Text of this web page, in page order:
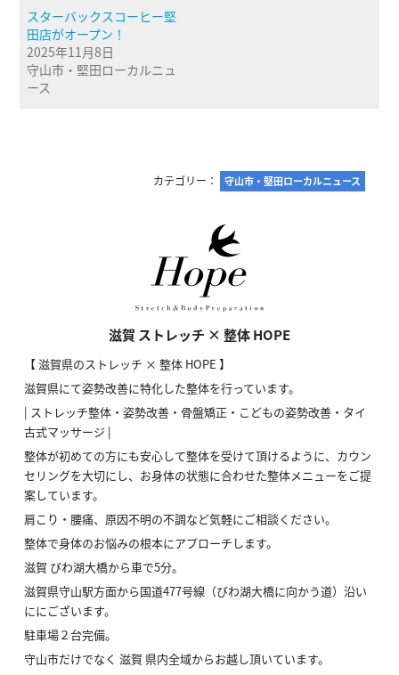
スターバックスコーヒー堅
田店がオープン！
2025年11月8日
守山市・堅田ローカルニュ
ース
カテゴリー： 守山市・堅田ローカルニュース
滋賀 ストレッチ × 整体 HOPE
【 滋賀県のストレッチ × 整体 HOPE 】
滋賀県にて姿勢改善に特化した整体を行っています。
| ストレッチ整体・姿勢改善・骨盤矯正・こどもの姿勢改善・タイ
古式マッサージ |
整体が初めての方にも安心して整体を受けて頂けるように、カウン
セリングを大切にし、お身体の状態に合わせた整体メニューをご提
案しています。
肩こり・腰痛、原因不明の不調など気軽にご相談ください。
整体で身体のお悩みの根本にアプローチします。
滋賀 びわ湖大橋から車で5分。
滋賀県守山駅方面から国道477号線（びわ湖大橋に向かう道）沿い
ににございます。
駐車場２台完備。
守山市だけでなく 滋賀 県内全域からお越し頂いています。